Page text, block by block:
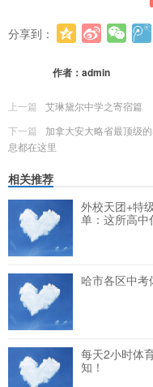
分享到：
作者： admin
上一篇
艾琳黛尔中学之寄宿篇
下一篇
加拿大安大略省最顶级
息都在这里
相关推荐
外校天团+特
单：这所高中
哈市各区中考
每天2小时体
知！